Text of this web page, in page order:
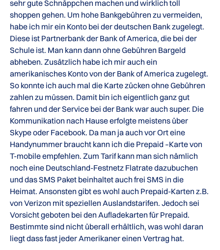
sehr gute Schnäppchen machen und wirklich toll
shoppen gehen. Um hohe Bankgebühren zu vermeiden,
habe ich mir ein Konto bei der deutschen Bank zugelegt.
Diese ist Partnerbank der Bank of America, die bei der
Schule ist. Man kann dann ohne Gebühren Bargeld
abheben. Zusätzlich habe ich mir auch ein
amerikanisches Konto von der Bank of America zugelegt.
So konnte ich auch mal die Karte zücken ohne Gebühren
zahlen zu müssen. Damit bin ich eigentlich ganz gut
fahren und der Service bei der Bank war auch super. Die
Kommunikation nach Hause erfolgte meistens über
Skype oder Facebook. Da man ja auch vor Ort eine
Handynummer braucht kann ich die Prepaid –Karte von
T-mobile empfehlen. Zum Tarif kann man sich nämlich
noch eine Deutschland-Festnetz Flatrate dazubuchen
und das SMS Paket beinhaltet auch frei SMS in die
Heimat. Ansonsten gibt es wohl auch Prepaid-Karten z.B.
von Verizon mit speziellen Auslandstarifen. Jedoch sei
Vorsicht geboten bei den Aufladekarten für Prepaid.
Bestimmte sind nicht überall erhältlich, was wohl daran
liegt dass fast jeder Amerikaner einen Vertrag hat.